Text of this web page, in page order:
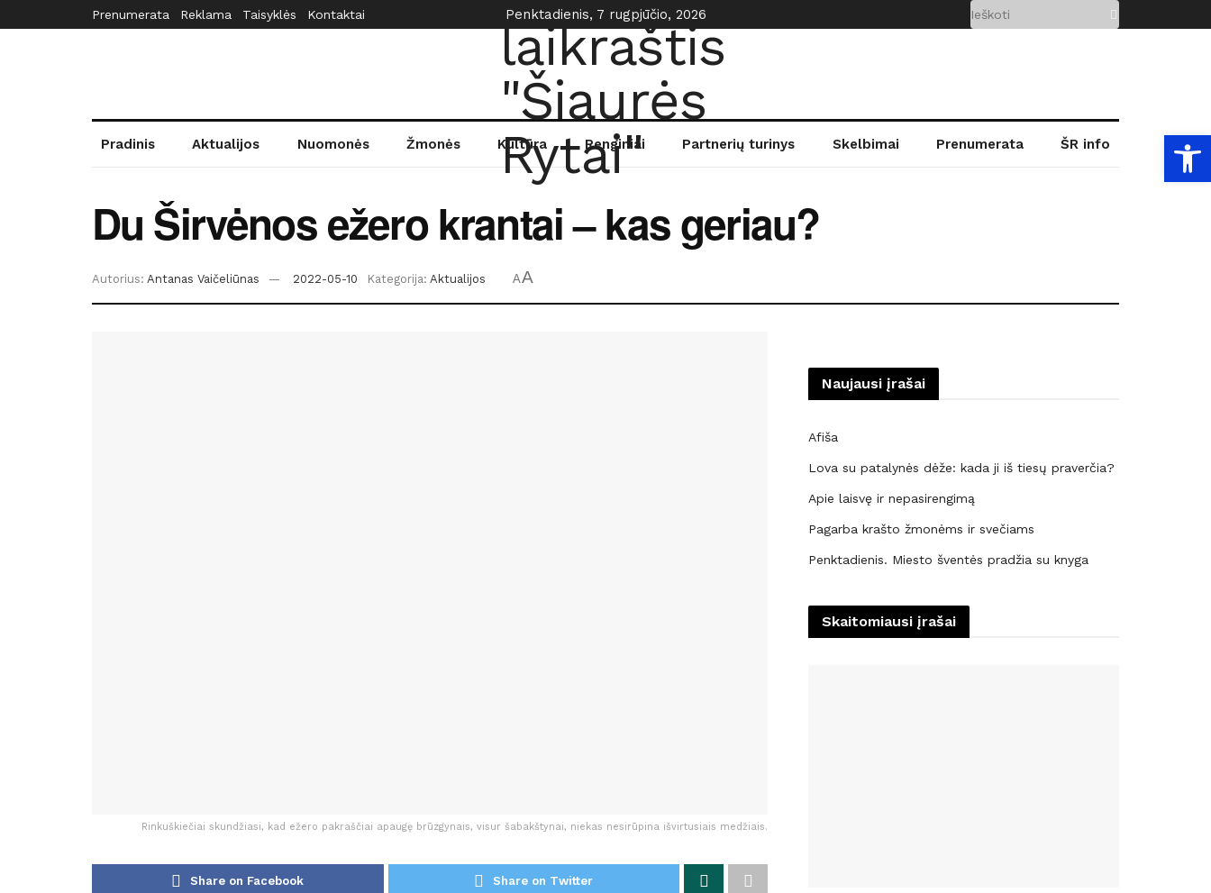
Prenumerata Reklama Taisyklės Kontaktai Penktadienis, 7 rugpjūčio, 2026
Pradinis Aktualijos Nuomonės Žmonės Kultūra Renginiai Partnerių turinys Skelbimai Prenumerata ŠR info
Du Širvėnos ežero krantai – kas geriau?
Autorius: Antanas Vaičeliūnas 2022-05-10 Kategorija: Aktualijos AA
Rinkuškiečiai skundžiasi, kad ežero pakraščiai apaugę brūzgynais, visur šabakštynai, niekas nesirūpina išvirtusiais medžiais.
Share on Facebook Share on Twitter
Naujausi įrašai
Afiša
Lova su patalynės dėže: kada ji iš tiesų praverčia?
Apie laisvę ir nepasirengimą
Pagarba krašto žmonėms ir svečiams
Penktadienis. Miesto šventės pradžia su knyga
Skaitomiausi įrašai